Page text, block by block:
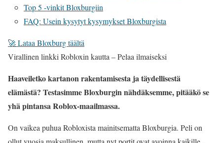
Top 5 -vinkit Bloxburgiin
FAQ: Usein kysytyt kysymykset Bloxburgista
🚀 Lataa Bloxburg täältä
Virallinen linkki Robloxin kautta – Pelaa ilmaiseksi
Haaveiletko kartanon rakentamisesta ja täydellisestä
elämästä? Testasimme Bloxburgin nähdäksemme, pitääkö se
yhä pintansa Roblox-maailmassa.
On vaikea puhua Robloxista mainitsematta Bloxburgia. Peli on